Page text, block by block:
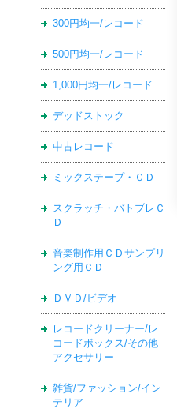
300円均一/レコード
500円均一/レコード
1,000円均一/レコード
デッドストック
中古レコード
ミックステープ・ＣＤ
スクラッチ・バトブレＣ
Ｄ
音楽制作用ＣＤサンプリ
ング用ＣＤ
ＤＶＤ/ビデオ
レコードクリーナー/レ
コードボックス/その他
アクセサリー
雑貨/ファッション/イン
テリア